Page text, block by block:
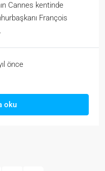
Cannes kentinde
François
önce
oku